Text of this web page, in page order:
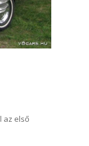
az első